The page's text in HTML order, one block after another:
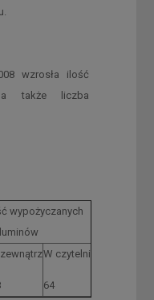
wzrosła ilość
a także liczba
wypożyczanych
W czytelni
64